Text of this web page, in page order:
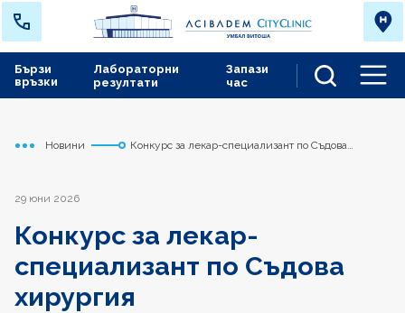
Лабораторни
резултати
Запази
час
Бързи
връзки
Начало
Сърдечно съдов център
Новини
Конкурс за лекар-специализант по Съдова
29 юни 2026
Конкурс за лекар-
специализант по Съдова
хирургия